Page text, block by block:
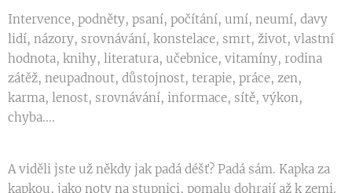
Intervence, podněty, psaní, počítání, umí, neumí, davy
lidí, názory, srovnávání, konstelace, smrt, život, vlastní
hodnota, knihy, literatura, učebnice, vitamíny, rodina
zátěž, neupadnout, důstojnost, terapie, práce, zen,
karma, lenost, srovnávání, informace, sítě, výkon,
chyba....
A viděli jste už někdy jak padá déšť? Padá sám. Kapka za
kapkou, jako noty na stupnici, pomalu dohrají až k zemi.